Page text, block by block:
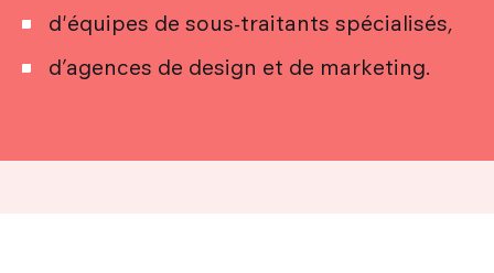
d'équipes de sous-traitants spécialisés,
d’agences de design et de marketing.